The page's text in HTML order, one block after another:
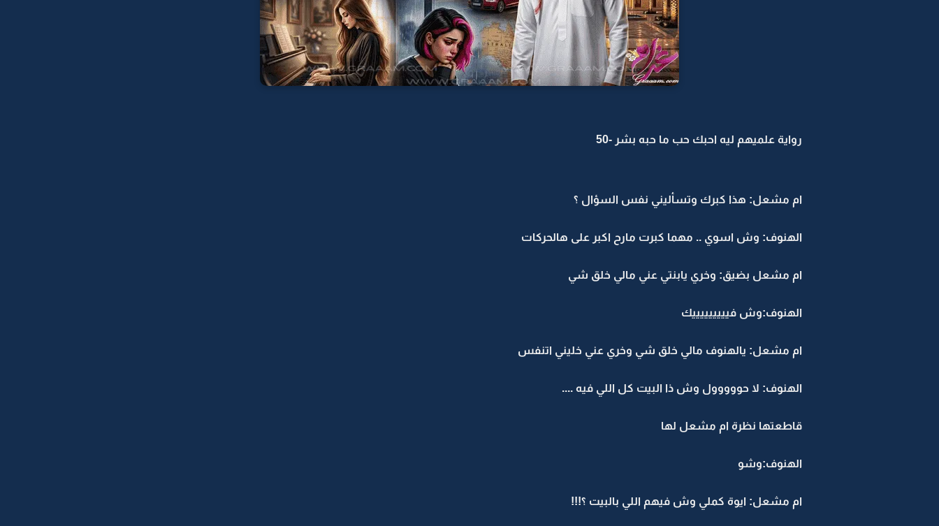
رواية علميهم ليه احبك حب ما حبه بشر -50
ام مشعل: هذا كبرك وتسأليني نفس السؤال ؟
الهنوف: وش اسوي .. مهما كبرت مارح اكبر على هالحركات
ام مشعل بضيق: وخري يابنتي عني مالي خلق شي
الهنوف:وش فيييييييييك
ام مشعل: يالهنوف مالي خلق شي وخري عني خليني اتنفس
الهنوف: لا حووووول وش ذا البيت كل اللي فيه ....
قاطعتها نظرة ام مشعل لها
الهنوف:وشو
ام مشعل: ايوة كملي وش فيهم اللي بالبيت ؟!!!